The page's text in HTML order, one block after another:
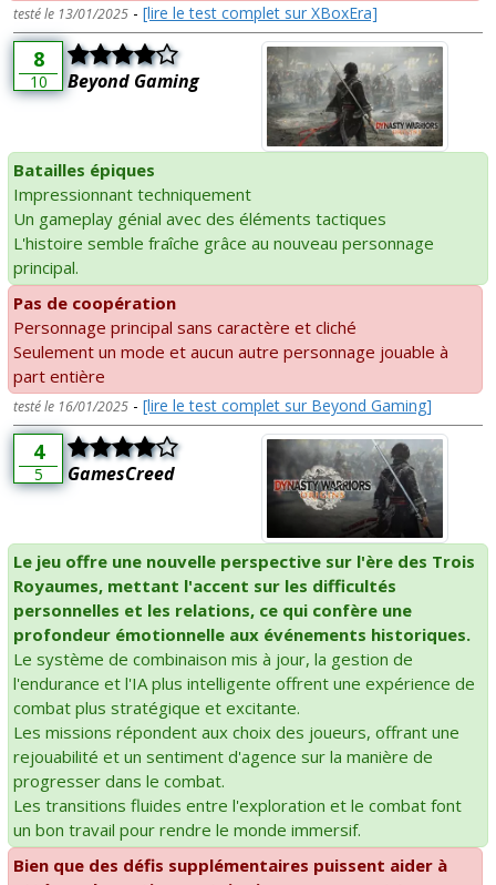
testé le 13/01/2025 - [lire le test complet sur XBoxEra]
8
10 Beyond Gaming
Batailles épiques
Impressionnant techniquement
Un gameplay génial avec des éléments tactiques
L'histoire semble fraîche grâce au nouveau personnage
principal.
Pas de coopération
Personnage principal sans caractère et cliché
Seulement un mode et aucun autre personnage jouable à
part entière
testé le 16/01/2025 - [lire le test complet sur Beyond Gaming]
4
5 GamesCreed
Le jeu offre une nouvelle perspective sur l'ère des Trois
Royaumes, mettant l'accent sur les difficultés
personnelles et les relations, ce qui confère une
profondeur émotionnelle aux événements historiques.
Le système de combinaison mis à jour, la gestion de
l'endurance et l'IA plus intelligente offrent une expérience de
combat plus stratégique et excitante.
Les missions répondent aux choix des joueurs, offrant une
rejouabilité et un sentiment d'agence sur la manière de
progresser dans le combat.
Les transitions fluides entre l'exploration et le combat font
un bon travail pour rendre le monde immersif.
Bien que des défis supplémentaires puissent aider à